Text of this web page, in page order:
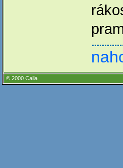
© 2000 Calla